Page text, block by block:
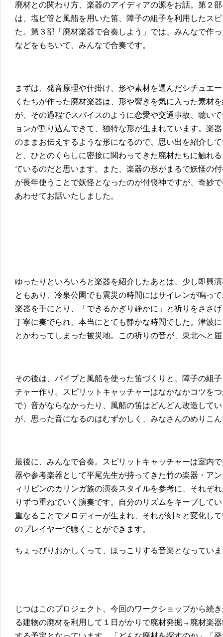
廃材との関わり方、楽器のアイディアの源をお話。第２
は、塩ビ管と風船を用いた笛、障子の組子を利用したス
た。第３部「廃材楽器で合奏しよう」では、みんなで作
などをもちいて、みんなで合奏です。
まずは、発音原理や仕掛け、形や素材を選んだシチュエ
くたちが作った廃材楽器は、形や響きを気に入った素材
が、その過程でスパイスのように恋愛や交通事故、聴い
ョンが割り込んできて、独特な形が生まれています。楽
のままお伝えするような形になるので、思い出を紹介し
と、ひとのくらしに密接に関わってきた廃材たちに触れ
ているのだと思います。また、楽器の形がまるで妖怪の
が長年使うことで妖怪となったのが付喪神ですが、奇妙
あわせてお話いたしました。
ゆったりといろいろと楽器を紹介したあとは、少し即興
ともあり、冷泉公園でも震災の時間にはサイレンが鳴っ
楽器を手にとり、「できるかぎり静かに」と祈りをささ
丁寧に奏でられ、本当にとても静かな時間でした。津波
とかわってしまった被災地。この祈りの音が、東北へと
その後は、パイプと風船を使った笛づくりと、障子の組
チャー作り。スピリットキャッチャーはなかなかコツを
で）音がならなかったり、風船の笛はどんどん改造して
が、思った音になるのはむずかしく、みなさんのめりこ
最後に、みんなで合奏。スピリットキャッチャーは室内
器や参考楽器として平尾先生が持ってきた竹の楽器・ア
ィリピンのカリンガ族の演奏スタイルを参考に、それぞ
りずつ重ねていく演奏です。自分のリズムをキープして
重なることでメロディーが生まれ、それが刻々と変化し
のプレイヤーで聴くことができます。
ちょっぴりおかしくって、ほっこりする音楽となってい
じつはこのプロジェクト、今回のワークショップから続
る建物の廃材を利用して１日がかりで廃材発掘→廃材楽